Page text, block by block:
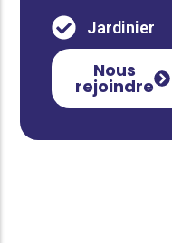
Jardinier
Nous
rejoindre